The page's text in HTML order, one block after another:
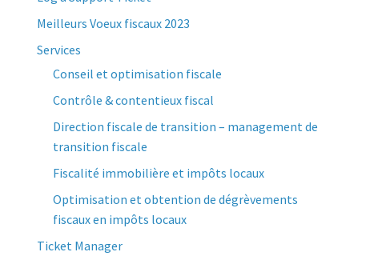
Meilleurs Voeux fiscaux 2023
Services
Conseil et optimisation fiscale
Contrôle & contentieux fiscal
Direction fiscale de transition – management de
transition fiscale
Fiscalité immobilière et impôts locaux
Optimisation et obtention de dégrèvements
fiscaux en impôts locaux
Ticket Manager